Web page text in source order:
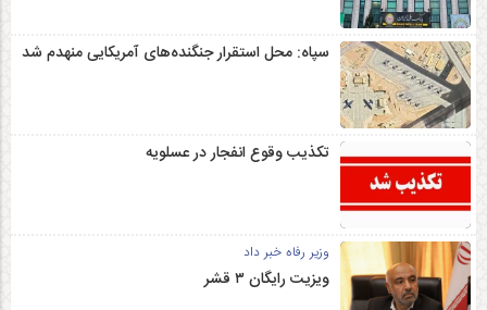
سپاه: محل استقرار جنگنده‌های آمریکایی منهدم شد
تکذیب وقوع انفجار در عسلویه
وزیر رفاه خبر داد
ویزیت رایگان ۳ قشر